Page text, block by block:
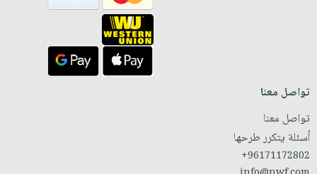
تواصل معنا
تواصل معنا
أسئلة يتكرر طرحها
+96171172802